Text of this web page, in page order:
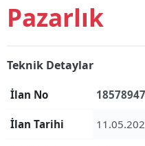
Pazarlık
Teknik Detaylar
İlan No 18578947
İlan Tarihi